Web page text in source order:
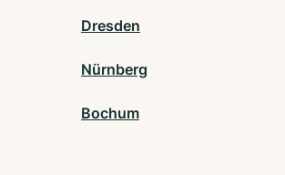
Dresden
Nürnberg
Bochum